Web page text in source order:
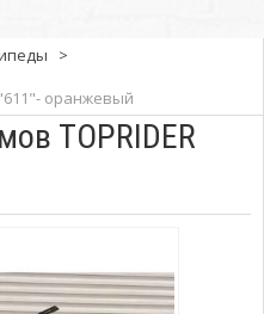
>
оранжевый
TOPRIDER